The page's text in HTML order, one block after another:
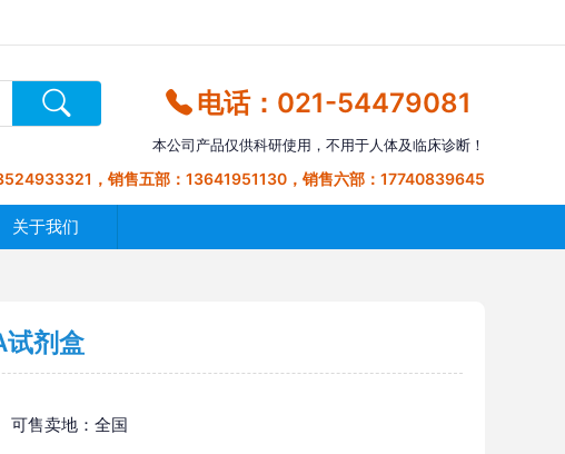
电话：021-54479081
本公司产品仅供科研使用，不用于人体及临床诊断！
，销售五部：13641951130，销售六部：17740839645
关于我们
试剂盒
可售卖地：全国